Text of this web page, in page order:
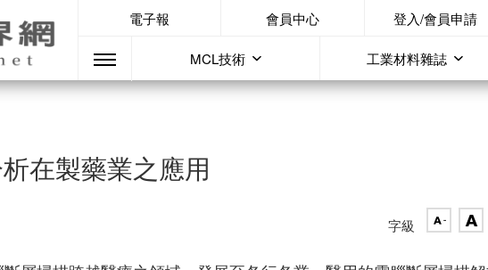
電子報 會員中心 登入/會員申請
MCL技術 工業材料雜誌
在製藥業之應用
字級